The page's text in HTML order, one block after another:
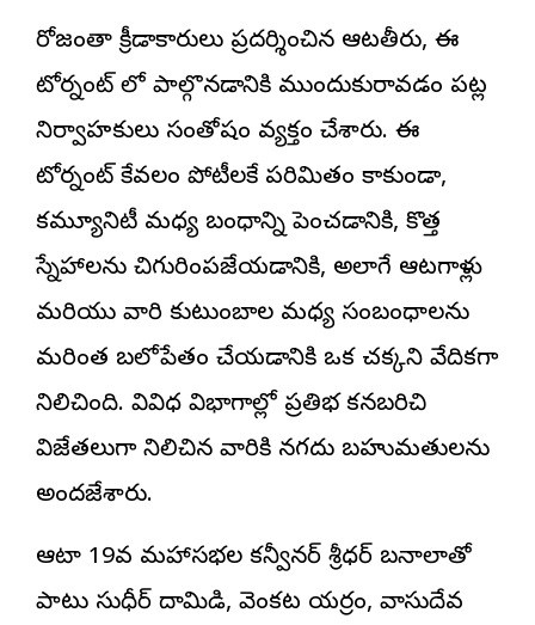
రోజంతా క్రీడాకారులు ప్రదర్శించిన ఆటతీరు, ఈ
టోర్నమెంట్ లో పాల్గొనడానికి ముందుకురావడం పట్ల
నిర్వాహకులు సంతోషం వ్యక్తం చేశారు. ఈ
టోర్నమెంట్ కేవలం పోటీలకే పరిమితం కాకుండా,
కమ్యూనిటీ మధ్య బంధాన్ని పెంచడానికి, కొత్త
స్నేహాలను చిగురింపజేయడానికి, అలాగే ఆటగాళ్లు
మరియు వారి కుటుంబాల మధ్య సంబంధాలను
మరింత బలోపేతం చేయడానికి ఒక చక్కని వేదికగా
నిలిచింది. వివిధ విభాగాల్లో ప్రతిభ కనబరిచి
విజేతలుగా నిలిచిన వారికి నగదు బహుమతులను
అందజేశారు.
ఆటా 19వ మహాసభల కన్వీనర్ శ్రీధర్ బనాలాతో
పాటు సుధీర్ దామిడి, వెంకట యర్రం, వాసుదేవ